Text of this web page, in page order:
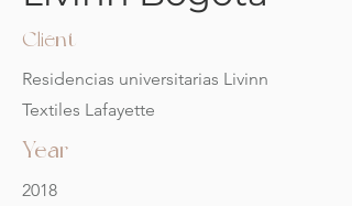
Client
Residencias universitarias Livinn
Textiles Lafayette
Year
2018